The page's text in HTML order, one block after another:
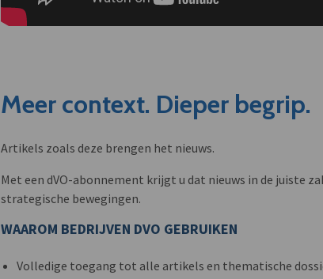
Meer context. Dieper begrip.
Artikels zoals deze brengen het nieuws.
Met een dVO-abonnement krijgt u dat nieuws in de juiste
strategische bewegingen.
WAAROM BEDRIJVEN DVO GEBRUIKEN
Volledige toegang tot alle artikels en thematische